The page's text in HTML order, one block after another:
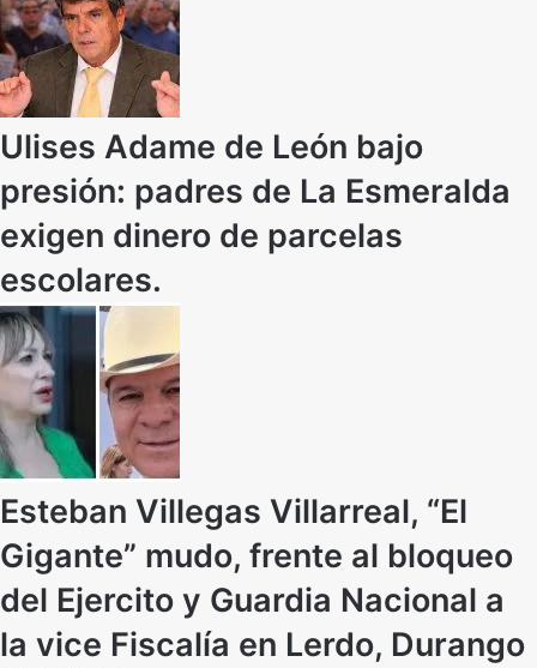
Ulises Adame de León bajo
presión: padres de La Esmeralda
exigen dinero de parcelas
escolares.
Esteban Villegas Villarreal, “El
Gigante” mudo, frente al bloqueo
del Ejercito y Guardia Nacional a
la vice Fiscalía en Lerdo, Durango